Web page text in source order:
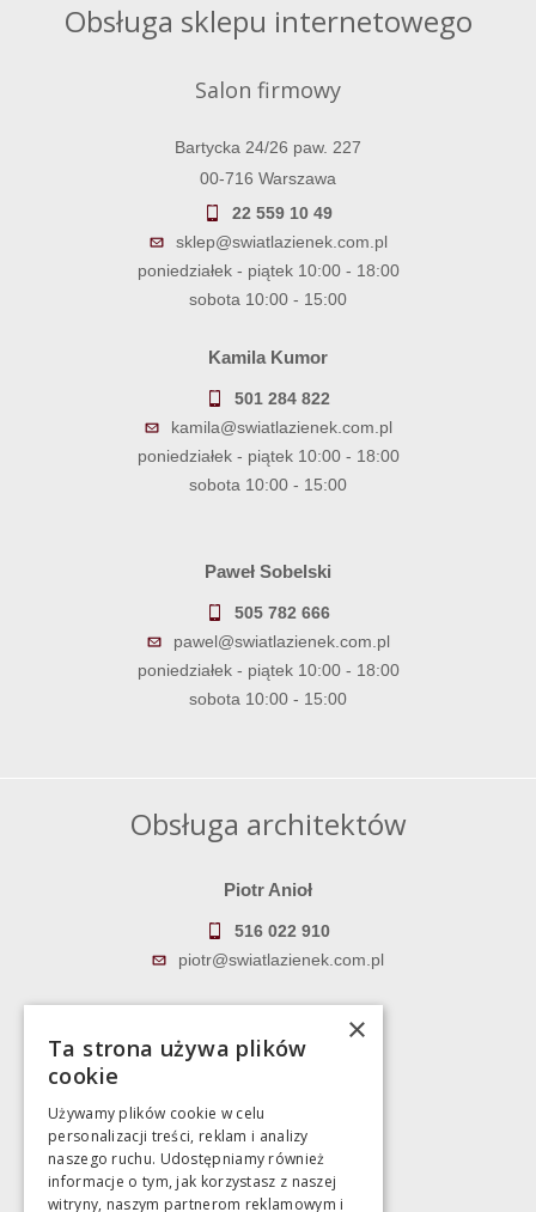
Obsługa sklepu internetowego
Salon firmowy
Bartycka 24/26 paw. 227
00-716 Warszawa
22 559 10 49
sklep@swiatlazienek.com.pl
poniedziałek - piątek 10:00 - 18:00
sobota 10:00 - 15:00
Kamila Kumor
501 284 822
kamila@swiatlazienek.com.pl
poniedziałek - piątek 10:00 - 18:00
sobota 10:00 - 15:00
Paweł Sobelski
505 782 666
pawel@swiatlazienek.com.pl
poniedziałek - piątek 10:00 - 18:00
sobota 10:00 - 15:00
Obsługa architektów
Piotr Anioł
516 022 910
piotr@swiatlazienek.com.pl
783 043 083
Magazyn
×
Ta strona używa plików
cookie
Używamy plików cookie w celu
personalizacji treści, reklam i analizy
naszego ruchu. Udostępniamy również
informacje o tym, jak korzystasz z naszej
witryny, naszym partnerom reklamowym i